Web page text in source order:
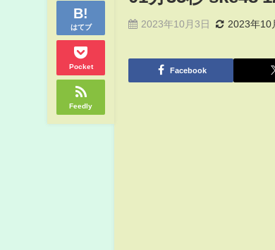
はてブ
Pocket
Feedly
2023年10月3日 2023年10
Facebook